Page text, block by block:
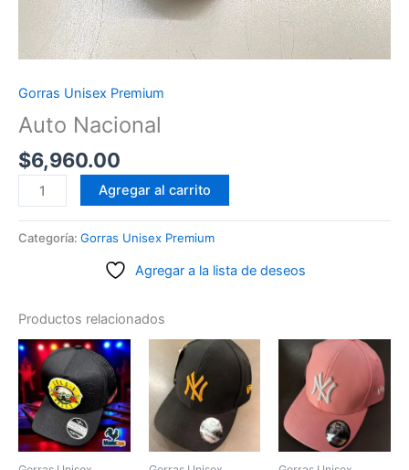
Gorras Unisex Premium
Auto Nacional
$6,960.00
Auto
Nacional
cantidad
Agregar al carrito
Categoría: Gorras Unisex Premium
Agregar a la lista de deseos
Productos relacionados